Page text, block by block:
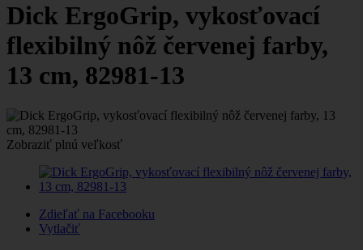
Dick ErgoGrip, vykosťovací
flexibilný nôž červenej farby,
13 cm, 82981-13
Zobraziť plnú veľkosť
Zdieľať na Facebooku
Vytlačiť